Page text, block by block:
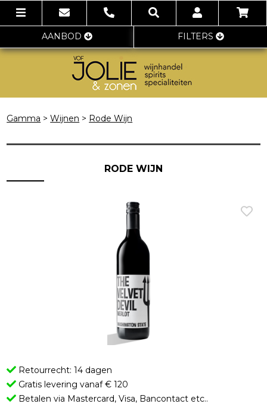
AANBOD FILTERS
Gamma >Wijnen > Rode Wijn
RODE WIJN
Retourrecht: 14 dagen
Gratis levering vanaf € 120
Betalen via Mastercard, Visa, Bancontact etc..